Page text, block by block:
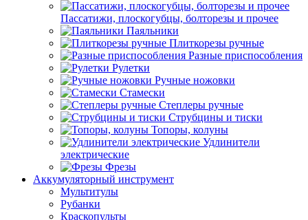
Пассатижи, плоскогубцы, болторезы и прочее
Паяльники
Плиткорезы ручные
Разные приспособления
Рулетки
Ручные ножовки
Стамески
Степлеры ручные
Струбцины и тиски
Топоры, колуны
Удлинители
электрические
Фрезы
Аккумуляторный инструмент
Мультитулы
Рубанки
Краскопульты